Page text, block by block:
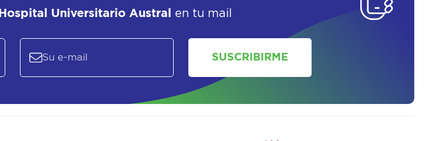
Hospital Universitario Austral en tu mail
SUSCRIBIRME